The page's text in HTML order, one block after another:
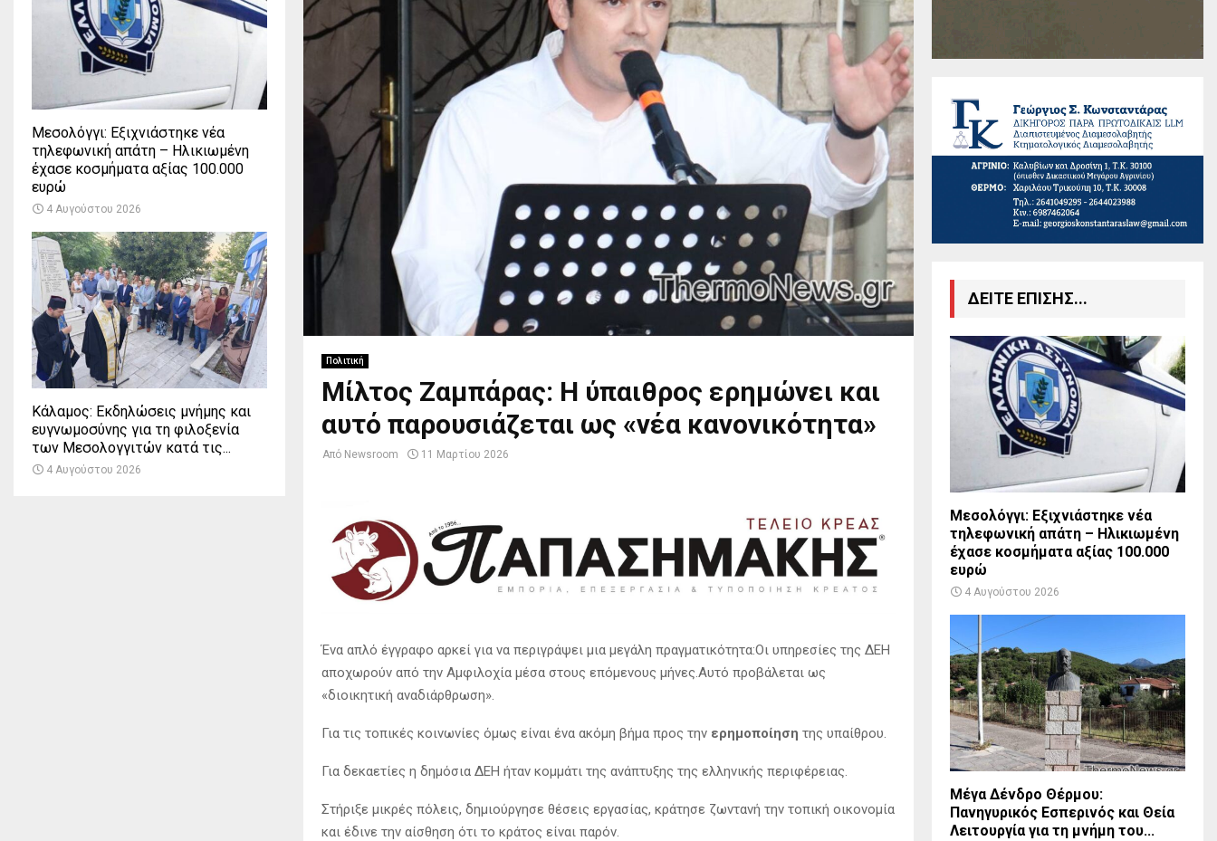
Πολιτική
Μίλτος Ζαμπάρας: Η ύπαιθρος ερημώνει και
αυτό παρουσιάζεται ως «νέα κανονικότητα»
Από Newsroom 11 Μαρτίου 2026
Ένα απλό έγγραφο αρκεί για να περιγράψει μια μεγάλη πραγματικότητα:Οι υπηρεσίες της ΔΕΗ
αποχωρούν από την Αμφιλοχία μέσα στους επόμενους μήνες.Αυτό προβάλεται ως
«διοικητική αναδιάρθρωση».
Για τις τοπικές κοινωνίες όμως είναι ένα ακόμη βήμα προς την ερημοποίηση της υπαίθρου.
Για δεκαετίες η δημόσια ΔΕΗ ήταν κομμάτι της ανάπτυξης της ελληνικής περιφέρειας.
Στήριξε μικρές πόλεις, δημιούργησε θέσεις εργασίας, κράτησε ζωντανή την τοπική οικονομία
και έδινε την αίσθηση ότι το κράτος είναι παρόν.
Μεσολόγγι: Εξιχνιάστηκε νέα
τηλεφωνική απάτη – Ηλικιωμένη
έχασε κοσμήματα αξίας 100.000
ευρώ
4 Αυγούστου 2026
Κάλαμος: Εκδηλώσεις μνήμης και
ευγνωμοσύνης για τη φιλοξενία
των Μεσολογγιτών κατά τις...
4 Αυγούστου 2026
ΔΕΙΤΕ ΕΠΙΣΗΣ...
Μεσολόγγι: Εξιχνιάστηκε νέα
τηλεφωνική απάτη – Ηλικιωμένη
έχασε κοσμήματα αξίας 100.000
ευρώ
4 Αυγούστου 2026
Μέγα Δένδρο Θέρμου:
Πανηγυρικός Εσπερινός και Θεία
Λειτουργία για τη μνήμη του...